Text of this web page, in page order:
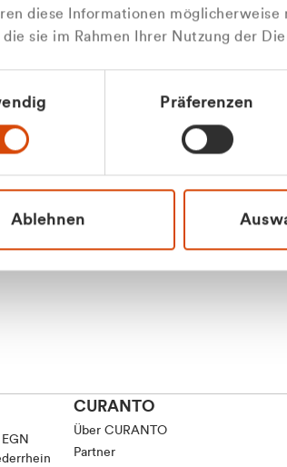
diese Informationen
die sie im Rahmen Ihrer Nutzung der
Präferenzen
Ablehnen
gehören Sie?
Privatkunde (inkl. MwSt.)
Geschäftskunde (exkl. MwSt.)
Angebot?
CURANTO
Über CURANTO
Partner